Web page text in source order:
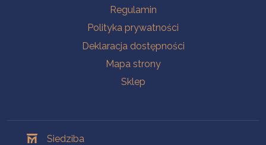
Regulamin
Polityka prywatności
Deklaracja dostępności
Mapa strony
Sklep
Siedziba